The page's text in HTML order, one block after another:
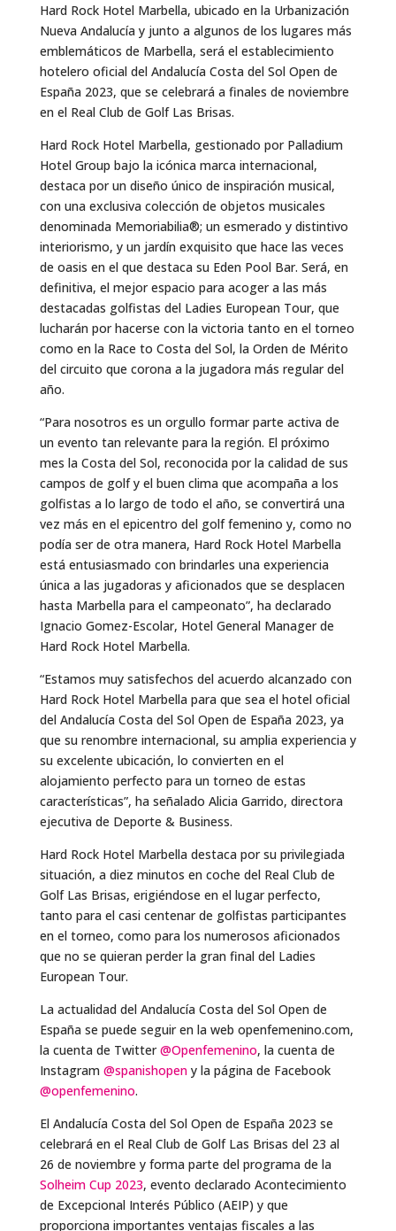
Hard Rock Hotel Marbella, ubicado en la Urbanización
Nueva Andalucía y junto a algunos de los lugares más
emblemáticos de Marbella, será el establecimiento
hotelero oficial del Andalucía Costa del Sol Open de
España 2023, que se celebrará a finales de noviembre
en el Real Club de Golf Las Brisas.
Hard Rock Hotel Marbella, gestionado por Palladium
Hotel Group bajo la icónica marca internacional,
destaca por un diseño único de inspiración musical,
con una exclusiva colección de objetos musicales
denominada Memoriabilia®; un esmerado y distintivo
interiorismo, y un jardín exquisito que hace las veces
de oasis en el que destaca su Eden Pool Bar. Será, en
definitiva, el mejor espacio para acoger a las más
destacadas golfistas del Ladies European Tour, que
lucharán por hacerse con la victoria tanto en el torneo
como en la Race to Costa del Sol, la Orden de Mérito
del circuito que corona a la jugadora más regular del
año.
“Para nosotros es un orgullo formar parte activa de
un evento tan relevante para la región. El próximo
mes la Costa del Sol, reconocida por la calidad de sus
campos de golf y el buen clima que acompaña a los
golfistas a lo largo de todo el año, se convertirá una
vez más en el epicentro del golf femenino y, como no
podía ser de otra manera, Hard Rock Hotel Marbella
está entusiasmado con brindarles una experiencia
única a las jugadoras y aficionados que se desplacen
hasta Marbella para el campeonato”, ha declarado
Ignacio Gomez-Escolar, Hotel General Manager de
Hard Rock Hotel Marbella.
“Estamos muy satisfechos del acuerdo alcanzado con
Hard Rock Hotel Marbella para que sea el hotel oficial
del Andalucía Costa del Sol Open de España 2023, ya
que su renombre internacional, su amplia experiencia y
su excelente ubicación, lo convierten en el
alojamiento perfecto para un torneo de estas
características”, ha señalado Alicia Garrido, directora
ejecutiva de Deporte & Business.
Hard Rock Hotel Marbella destaca por su privilegiada
situación, a diez minutos en coche del Real Club de
Golf Las Brisas, erigiéndose en el lugar perfecto,
tanto para el casi centenar de golfistas participantes
en el torneo, como para los numerosos aficionados
que no se quieran perder la gran final del Ladies
European Tour.
La actualidad del Andalucía Costa del Sol Open de
España se puede seguir en la web openfemenino.com,
la cuenta de Twitter@Openfemenino, la cuenta de
Instagram @spanishopeny la página de Facebook
@openfemenino.
El Andalucía Costa del Sol Open de España 2023 se
celebrará en el Real Club de Golf Las Brisas del 23 al
26 de noviembre y forma parte del programa de la
Solheim Cup 2023, evento declarado Acontecimiento
de Excepcional Interés Público (AEIP) y que
proporciona importantes ventajas fiscales a las